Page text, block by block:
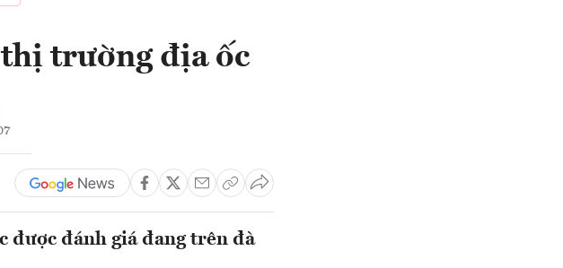
trường địa ốc
được đánh giá đang trên đà